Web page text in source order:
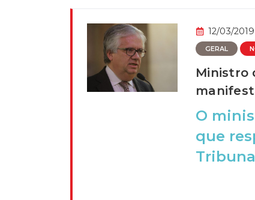
12/03/2019
GERAL
Ministro
O
que